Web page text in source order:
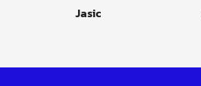
Jasic